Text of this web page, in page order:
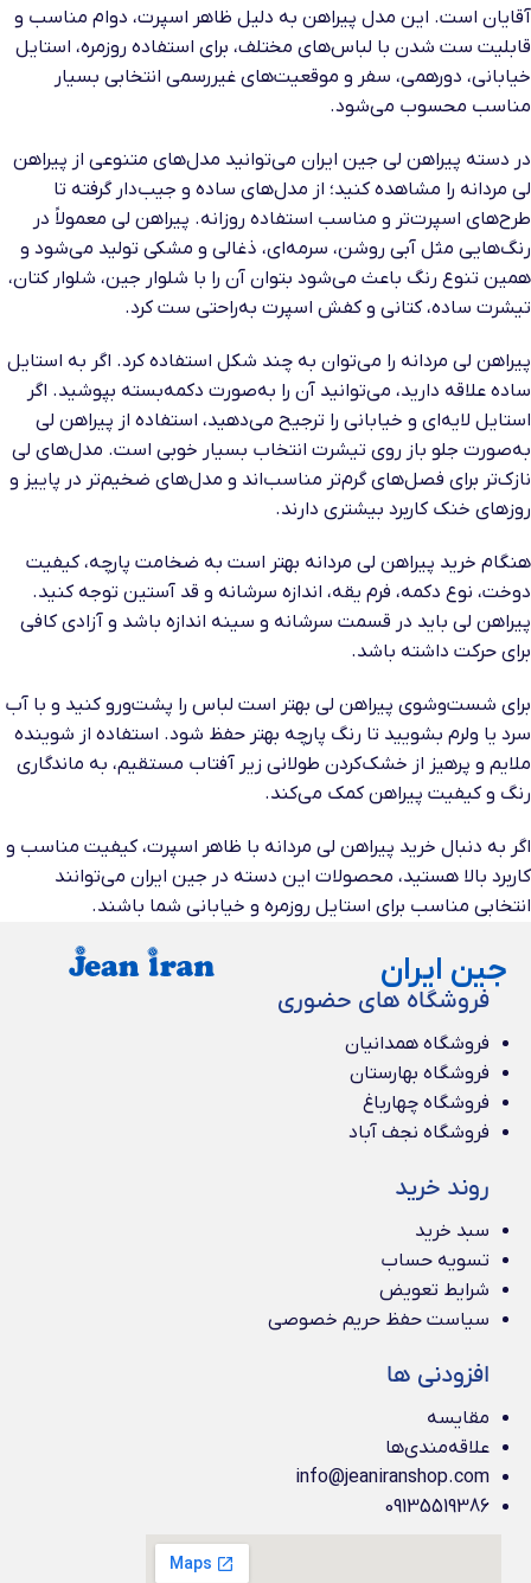
آقایان است. این مدل پیراهن به دلیل ظاهر اسپرت، دوام مناسب و
قابلیت ست شدن با لباس‌های مختلف، برای استفاده روزمره، استایل
خیابانی، دورهمی، سفر و موقعیت‌های غیررسمی انتخابی بسیار
مناسب محسوب می‌شود.
در دسته پیراهن لی جین ایران می‌توانید مدل‌های متنوعی از پیراهن
لی مردانه را مشاهده کنید؛ از مدل‌های ساده و جیب‌دار گرفته تا
طرح‌های اسپرت‌تر و مناسب استفاده روزانه. پیراهن لی معمولاً در
رنگ‌هایی مثل آبی روشن، سرمه‌ای، ذغالی و مشکی تولید می‌شود و
همین تنوع رنگ باعث می‌شود بتوان آن را با شلوار جین، شلوار کتان،
تیشرت ساده، کتانی و کفش اسپرت به‌راحتی ست کرد.
پیراهن لی مردانه را می‌توان به چند شکل استفاده کرد. اگر به استایل
ساده علاقه دارید، می‌توانید آن را به‌صورت دکمه‌بسته بپوشید. اگر
استایل لایه‌ای و خیابانی را ترجیح می‌دهید، استفاده از پیراهن لی
به‌صورت جلو باز روی تیشرت انتخاب بسیار خوبی است. مدل‌های لی
نازک‌تر برای فصل‌های گرم‌تر مناسب‌اند و مدل‌های ضخیم‌تر در پاییز و
روزهای خنک کاربرد بیشتری دارند.
هنگام خرید پیراهن لی مردانه بهتر است به ضخامت پارچه، کیفیت
دوخت، نوع دکمه، فرم یقه، اندازه سرشانه و قد آستین توجه کنید.
پیراهن لی باید در قسمت سرشانه و سینه اندازه باشد و آزادی کافی
برای حرکت داشته باشد.
برای شست‌وشوی پیراهن لی بهتر است لباس را پشت‌ورو کنید و با آب
سرد یا ولرم بشویید تا رنگ پارچه بهتر حفظ شود. استفاده از شوینده
ملایم و پرهیز از خشک‌کردن طولانی زیر آفتاب مستقیم، به ماندگاری
رنگ و کیفیت پیراهن کمک می‌کند.
اگر به دنبال خرید پیراهن لی مردانه با ظاهر اسپرت، کیفیت مناسب و
کاربرد بالا هستید، محصولات این دسته در جین ایران می‌توانند
انتخابی مناسب برای استایل روزمره و خیابانی شما باشند.
جین ایران
فروشگاه های حضوری
فروشگاه همدانیان
فروشگاه بهارستان
فروشگاه چهارباغ
فروشگاه نجف آباد
روند خرید
سبد خرید
تسویه حساب
شرایط تعویض
سیاست حفظ حریم خصوصی
افزودنی ها
مقایسه
علاقه‌مندی‌ها
info@jeaniranshop.com
09135519386